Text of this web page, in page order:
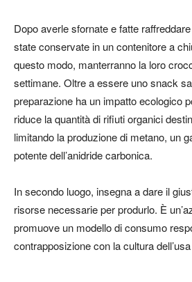
Dopo averle sfornate e fatte
state conservate in un contenitore a
questo modo, manterranno la loro
settimane. Oltre a essere uno snack
preparazione ha un impatto ecologico
riduce la quantità di rifiuti organici
limitando la produzione di metano, un
potente dell’anidride carbonica.
In secondo luogo, insegna a dare il
risorse necessarie per produrlo. È
promuove un modello di consumo
contrapposizione con la cultura